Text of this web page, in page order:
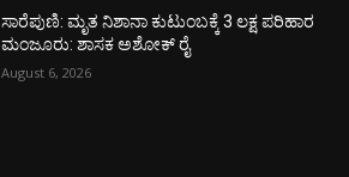
ಸಾರೆಪುಣಿ: ಮೃತ ನಿಶಾನಾ ಕುಟುಂಬಕ್ಕೆ 3 ಲಕ್ಷ ಪರಿಹಾರ
ಮಂಜೂರು: ಶಾಸಕ ಅಶೋಕ್ ರೈ
August 6, 2026